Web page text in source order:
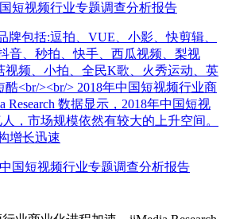
短视频行业专题调查分析报告
牌包括:逗拍、VUE、小影、快剪辑、
音、秒拍、快手、西瓜视频、梨视
视频、小拍、全民K歌、火秀运动、英
<br/><br/> 2018年中国短视频行业商
Research 数据显示，2018年中国短视
，市场规模依然有较大的上升空间。
增长迅速